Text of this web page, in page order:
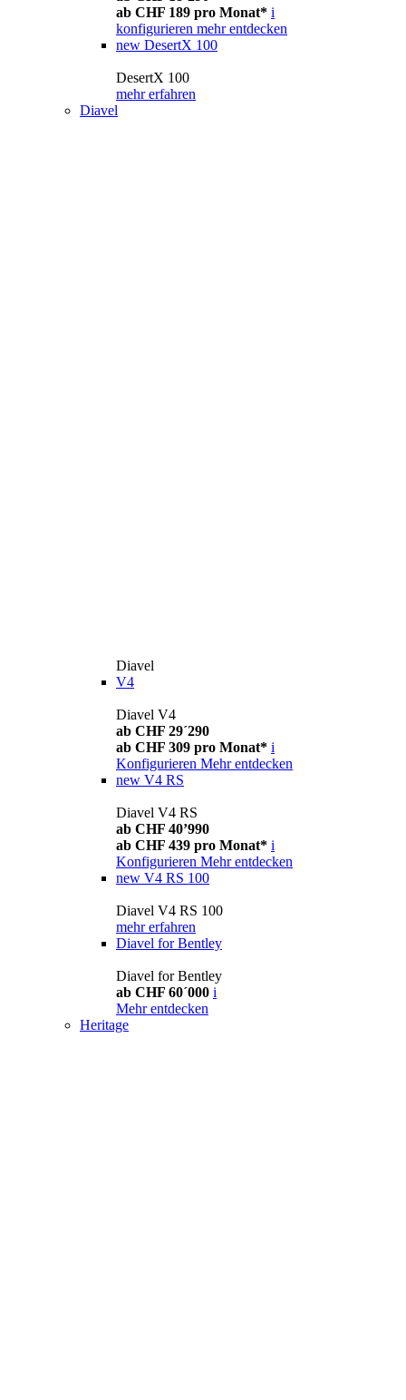
ab CHF 189 pro Monat* i
konfigurieren mehr entdecken
new DesertX 100
DesertX 100
mehr erfahren
Diavel
Diavel
V4
Diavel V4
ab CHF 29´290
ab CHF 309 pro Monat* i
Konfigurieren Mehr entdecken
new V4 RS
Diavel V4 RS
ab CHF 40’990
ab CHF 439 pro Monat* i
Konfigurieren Mehr entdecken
new V4 RS 100
Diavel V4 RS 100
mehr erfahren
Diavel for Bentley
Diavel for Bentley
ab CHF 60´000 i
Mehr entdecken
Heritage